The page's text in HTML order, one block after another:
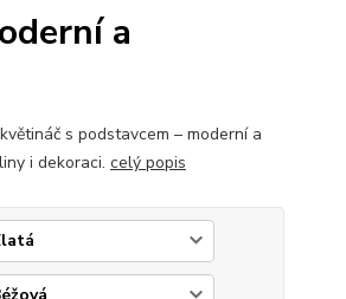
a
s podstavcem – moderní a
i dekoraci. celý popis